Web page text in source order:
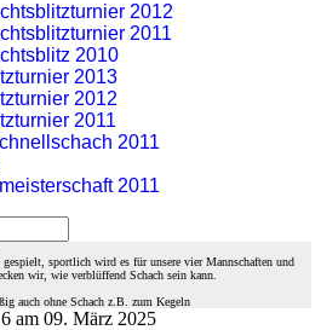
2012
2011
2010
2013
2012
2011
2011
2011
gespielt, sportlich wird es für unsere vier Mannschaften und
wir, wie verblüffend Schach sein kann.
auch ohne Schach z.B. zum Kegeln
am 09. März 2025